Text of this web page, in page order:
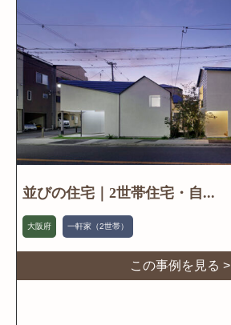
並びの住宅｜2世帯住宅・自...
大阪府 一軒家（2世帯）
この事例を見る >